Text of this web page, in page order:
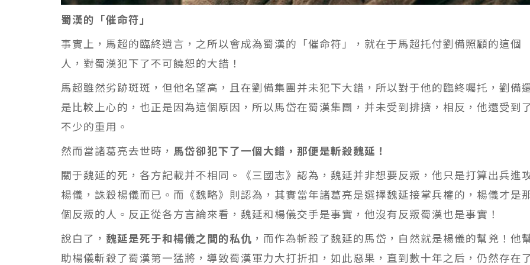
蜀漢的「催命符」
事實上，馬超的臨終遺言，之所以會成為蜀漢的「催命符」，就在于馬超托付劉備照顧的這個
人，對蜀漢犯下了不可饒恕的大錯！
馬超雖然劣跡斑斑，但他名望高，且在劉備集團并未犯下大錯，所以對于他的臨終囑托，劉備
是比較上心的，也正是因為這個原因，所以馬岱在蜀漢集團，并未受到排擠，相反，他還受到
不少的重用。
然而當諸葛亮去世時， 馬岱卻犯下了一個大錯，那便是斬殺魏延！
關于魏延的死，各方記載并不相同。《三國志》認為，魏延并非想要反叛，他只是打算出兵進
楊儀，誅殺楊儀而已。而《魏略》則認為，其實當年諸葛亮是選擇魏延接掌兵權的，楊儀才是
個反叛的人。反正從各方言論來看，魏延和楊儀交手是事實，他沒有反叛蜀漢也是事實！
說白了， 魏延是死于和楊儀之間的私仇 ，而作為斬殺了魏延的馬岱，自然就是楊儀的幫兇！他
助楊儀斬殺了蜀漢第一猛將，導致蜀漢軍力大打折扣，如此惡果，直到數十年之后，仍然存在